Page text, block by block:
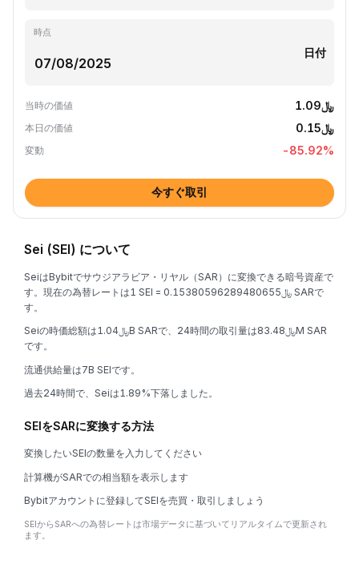
時点
日付
当時の価値 ﷼1.09
本日の価値 ﷼0.15
変動 -85.92%
今すぐ取引
Sei (SEI) について
SeiはBybitでサウジアラビア・リヤル（SAR）に変換できる暗号資産で
す。現在の為替レートは1 SEI = ﷼0.15380596289480655 SARで
す。
Seiの時価総額は﷼1.04B SARで、24時間の取引量は﷼83.48M SAR
です。
流通供給量は7B SEIです。
過去24時間で、Seiは1.89%下落しました。
SEIをSARに変換する方法
変換したいSEIの数量を入力してください
計算機がSARでの相当額を表示します
Bybitアカウントに登録してSEIを売買・取引しましょう
SEIからSARへの為替レートは市場データに基づいてリアルタイムで更新され
ます。